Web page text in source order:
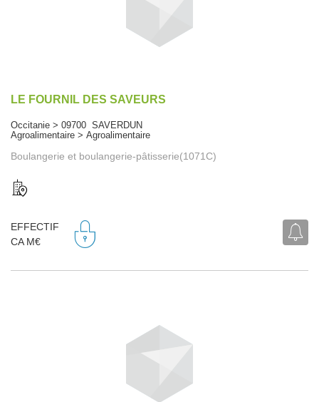
LE FOURNIL DES SAVEURS
Occitanie > 09700 SAVERDUN
Agroalimentaire > Agroalimentaire
Boulangerie et boulangerie-pâtisserie(1071C)
EFFECTIF
CA M€